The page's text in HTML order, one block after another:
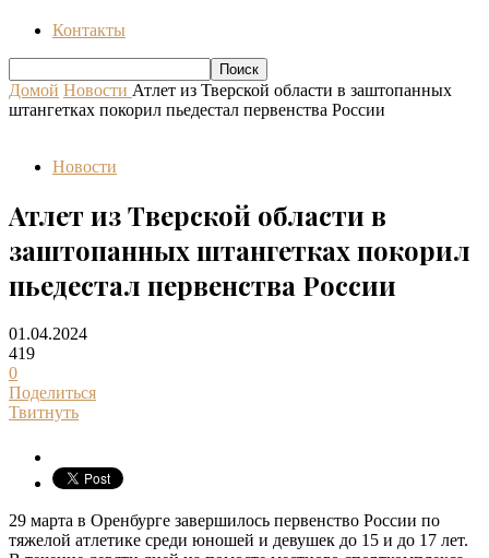
Контакты
Домой Новости Атлет из Тверской области в заштопанных
штангетках покорил пьедестал первенства России
Новости
Атлет из Тверской области в
заштопанных штангетках покорил
пьедестал первенства России
01.04.2024
419
0
Поделиться
Твитнуть
29 марта в Оренбурге завершилось первенство России по
тяжелой атлетике среди юношей и девушек до 15 и до 17 лет.